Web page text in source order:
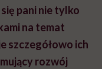
pani nie tylko
na temat
szczegółowo ich
rozwój